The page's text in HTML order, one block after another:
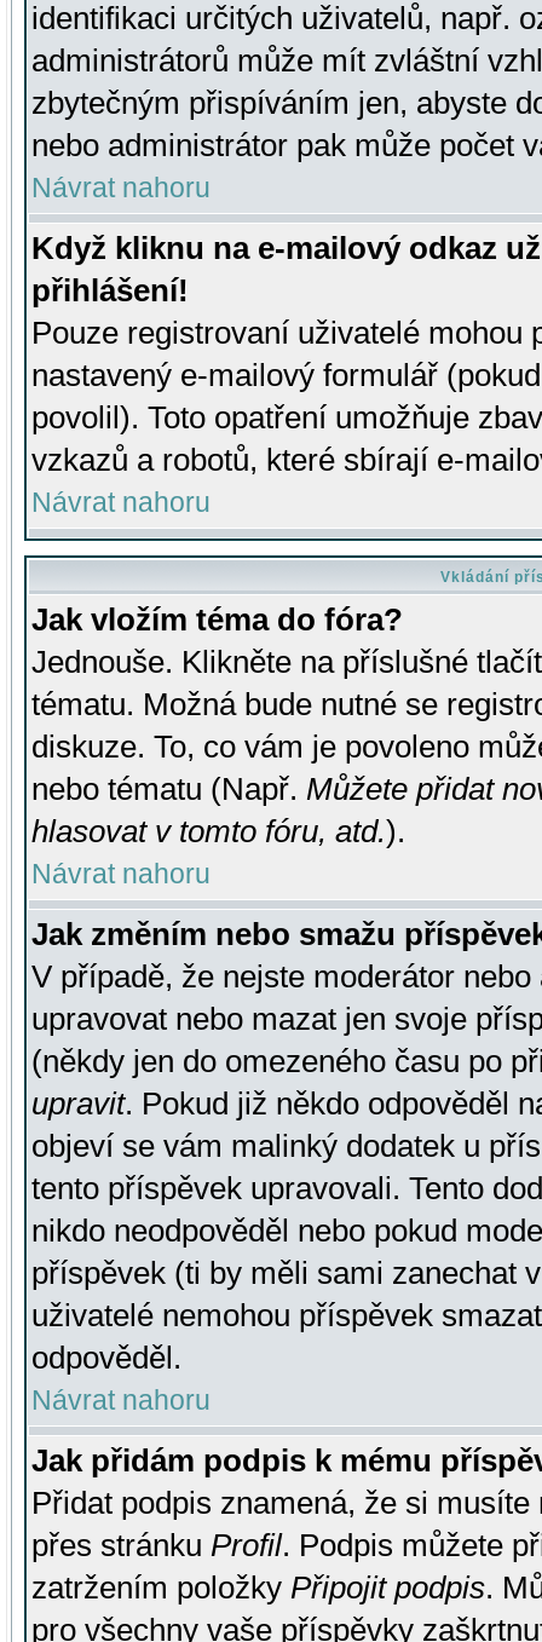
identifikaci určitých uživatelů, např.
administrátorů může mít zvláštní
zbytečným přispíváním jen, abyste
nebo administrátor pak může počet
Návrat nahoru
Když kliknu na e-mailový odkaz
přihlášení!
Pouze registrovaní uživatelé mohou
nastavený e-mailový formulář
povolil). Toto opatření umožňuje
vzkazů a robotů, které sbírají e-
Návrat nahoru
Vkládání
Jak vložím téma do fóra?
Jednouše. Klikněte na příslušné
tématu. Možná bude nutné se
diskuze. To, co vám je povoleno
nebo tématu (Např. Můžete přidat
hlasovat v tomto fóru, atd.).
Návrat nahoru
Jak změním nebo smažu
V případě, že nejste moderátor
upravovat nebo mazat jen svoje
(někdy jen do omezeného času po
upravit. Pokud již někdo odpověděl
objeví se vám malinký dodatek u
tento příspěvek upravovali. Tento
nikdo neodpověděl nebo pokud
příspěvek (ti by měli sami zanechat
uživatelé nemohou příspěvek
odpověděl.
Návrat nahoru
Jak přidám podpis k mému
Přidat podpis znamená, že si
přes stránku Profil. Podpis můžete
zatržením položky Připojit podpis.
pro všechny vaše příspěvky